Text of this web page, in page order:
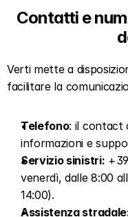
Contatti e
Verti mette a
facilitare la
Telefono: il contact
informazioni e
Servizio sinistri:
venerdì, dalle 8:00
14:00).
Assistenza